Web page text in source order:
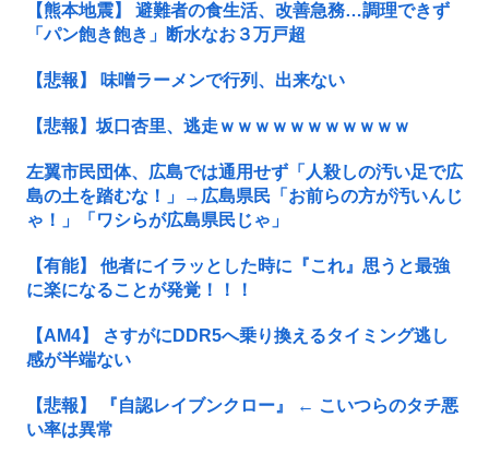
【熊本地震】 避難者の食生活、改善急務…調理できず
「パン飽き飽き」断水なお３万戸超
【悲報】 味噌ラーメンで行列、出来ない
【悲報】坂口杏里、逃走ｗｗｗｗｗｗｗｗｗｗｗ
左翼市民団体、広島では通用せず「人殺しの汚い足で広
島の土を踏むな！」→広島県民「お前らの方が汚いんじ
ゃ！」「ワシらが広島県民じゃ」
【有能】 他者にイラッとした時に『これ』思うと最強
に楽になることが発覚！！！
【AM4】 さすがにDDR5へ乗り換えるタイミング逃し
感が半端ない
【悲報】 『自認レイブンクロー』 ← こいつらのタチ悪
い率は異常